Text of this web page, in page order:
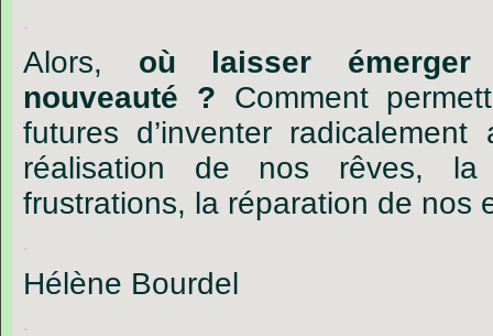
.
Alors, où laisser
émerger
nouveauté
? Comment
futures d’inventer radicalement
réalisation
de nos rêves,
la
frustrations, la réparation de nos
.
Hélène Bourdel
.